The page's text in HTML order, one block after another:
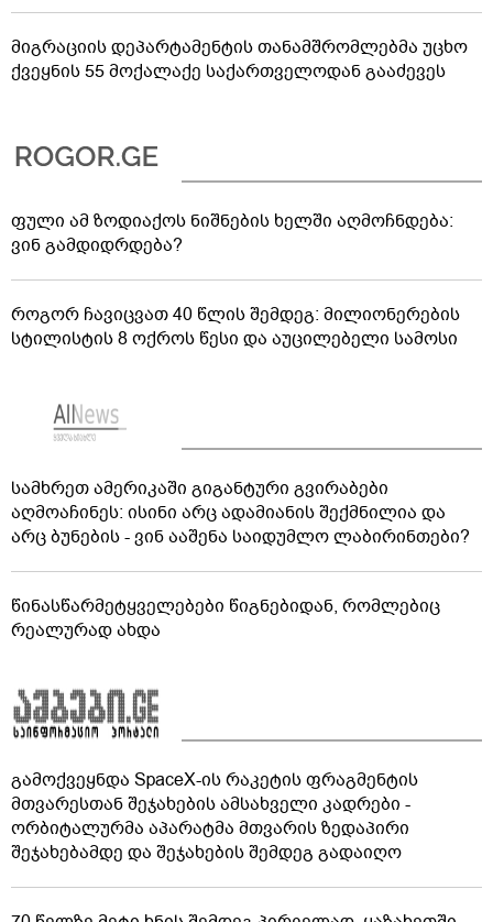
მიგრაციის დეპარტამენტის თანამშრომლებმა უცხო
ქვეყნის 55 მოქალაქე საქართველოდან გააძევეს
ფული ამ ზოდიაქოს ნიშნების ხელში აღმოჩნდება:
ვინ გამდიდრდება?
როგორ ჩავიცვათ 40 წლის შემდეგ: მილიონერების
სტილისტის 8 ოქროს წესი და აუცილებელი სამოსი
სამხრეთ ამერიკაში გიგანტური გვირაბები
აღმოაჩინეს: ისინი არც ადამიანის შექმნილია და
არც ბუნების - ვინ ააშენა საიდუმლო ლაბირინთები?
წინასწარმეტყველებები წიგნებიდან, რომლებიც
რეალურად ახდა
გამოქვეყნდა SpaceX-ის რაკეტის ფრაგმენტის
მთვარესთან შეჯახების ამსახველი კადრები -
ორბიტალურმა აპარატმა მთვარის ზედაპირი
შეჯახებამდე და შეჯახების შემდეგ გადაიღო